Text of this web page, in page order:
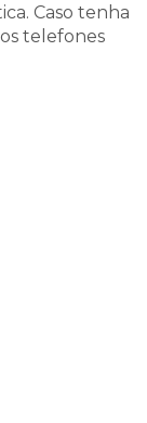
Caso tenha
telefones